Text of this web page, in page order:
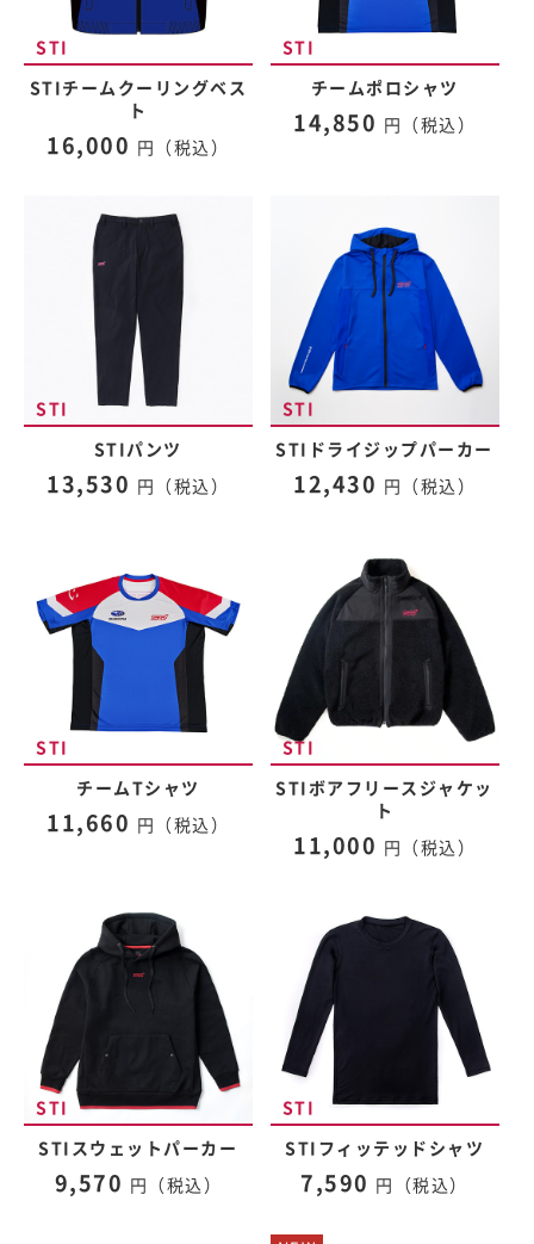
STIチームクーリングベス
ト
16,000 円（税込）
チームポロシャツ
14,850 円（税込）
STIパンツ
13,530 円（税込）
STIドライジップパーカー
12,430 円（税込）
チームTシャツ
11,660 円（税込）
STIボアフリースジャケッ
ト
11,000 円（税込）
STIスウェットパーカー
9,570 円（税込）
STIフィッテッドシャツ
7,590 円（税込）